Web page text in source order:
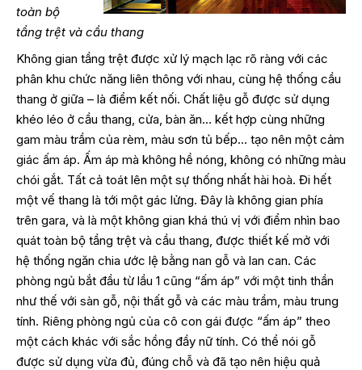
toàn bộ
tầng trệt và cầu thang
Không gian tầng trệt được xử lý mạch lạc rõ ràng với các
phân khu chức năng liên thông với nhau, cùng hệ thống cầu
thang ở giữa – là điểm kết nối. Chất liệu gỗ được sử dụng
khéo léo ở cầu thang, cửa, bàn ăn… kết hợp cùng những
gam màu trầm của rèm, màu sơn tủ bếp… tạo nên một cảm
giác ấm áp. Ấm áp mà không hề nóng, không có những màu
chói gắt. Tất cả toát lên một sự thống nhất hài hoà. Đi hết
một vế thang là tới một gác lửng. Đây là không gian phía
trên gara, và là một không gian khá thú vị với điểm nhìn bao
quát toàn bộ tầng trệt và cầu thang, được thiết kế mở với
hệ thống ngăn chia ước lệ bằng nan gỗ và lan can. Các
phòng ngủ bắt đầu từ lầu 1 cũng “ấm áp” với một tinh thần
như thế với sàn gỗ, nội thất gỗ và các màu trầm, màu trung
tính. Riêng phòng ngủ của cô con gái được “ấm áp” theo
một cách khác với sắc hồng đầy nữ tính. Có thể nói gỗ
được sử dụng vừa đủ, đúng chỗ và đã tạo nên hiệu quả